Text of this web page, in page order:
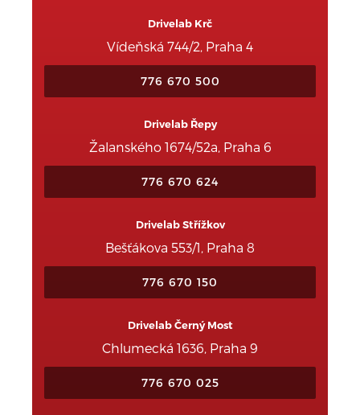
Drivelab Krč
Vídeňská 744/2, Praha 4
776 670 500
Drivelab Řepy
Žalanského 1674/52a, Praha 6
776 670 624
Drivelab Střížkov
Bešťákova 553/1, Praha 8
776 670 150
Drivelab Černý Most
Chlumecká 1636, Praha 9
776 670 025